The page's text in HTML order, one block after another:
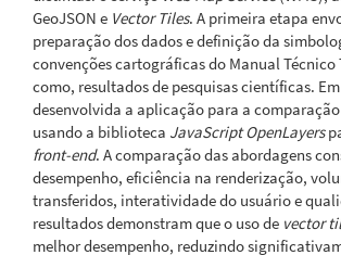
GeoJSON e Vector Tiles. A primeira etapa
preparação dos dados e definição da
convenções cartográficas do Manual Técnico
como, resultados de pesquisas científicas.
desenvolvida a aplicação para a
usando a biblioteca JavaScript OpenLayers
front-end. A comparação das abordagens
desempenho, eficiência na renderização,
transferidos, interatividade do usuário e
resultados demonstram que o uso de vector
melhor desempenho, reduzindo